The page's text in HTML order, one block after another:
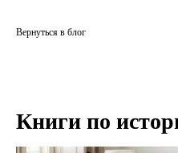
Вернуться в блог
Книги по